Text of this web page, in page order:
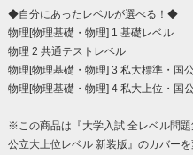
◆自分にあったレベルが選べる！◆
物理[物理基礎・物理] 1 基礎レベル
物理 2 共通テストレベル
物理[物理基礎・物理] 3 私大標準・国
物理[物理基礎・物理] 4 私大上位・国
※この商品は『大学入試 全レベル問
公立大上位レベル 新装版』のカバー